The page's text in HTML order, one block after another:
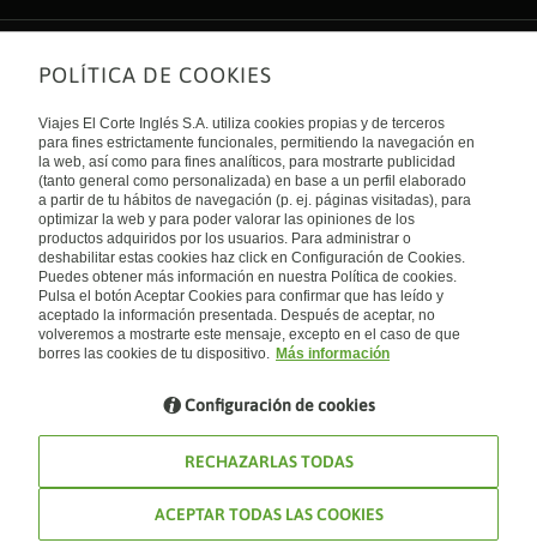
Sobre nosotros
Quiénes somos
Financiación
Sostenibilidad
Turismo accesible
Tarjeta El Corte Inglés
Trabaja con nosotros
El Corte Inglés
Canal Ético
Enlaces de interés
Guías de viaje
Catálogos
Auto check-in
Condiciones Generales
Política de privacidad
Política de cookies
Accesibilidad
Empresas/ Grupos
Internacional
España
Visita nuestro blog
Blog de Viajes el Corte inglés
POLÍTICA DE COOKIES
Viajes El Corte Inglés S.A. utiliza cookies propias y de terceros
para fines estrictamente funcionales, permitiendo la navegación en
la web, así como para fines analíticos, para mostrarte publicidad
(tanto general como personalizada) en base a un perfil elaborado
a partir de tu hábitos de navegación (p. ej. páginas visitadas), para
optimizar la web y para poder valorar las opiniones de los
productos adquiridos por los usuarios. Para administrar o
deshabilitar estas cookies haz click en Configuración de Cookies.
Puedes obtener más información en nuestra Política de cookies.
Pulsa el botón Aceptar Cookies para confirmar que has leído y
aceptado la información presentada. Después de aceptar, no
volveremos a mostrarte este mensaje, excepto en el caso de que
borres las cookies de tu dispositivo. Más información
Configuración de cookies
RECHAZARLAS TODAS
ACEPTAR TODAS LAS COOKIES